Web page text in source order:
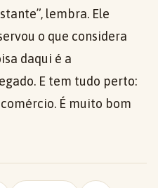
lembra. Ele
o que considera
daqui é a
E tem tudo perto:
É muito bom